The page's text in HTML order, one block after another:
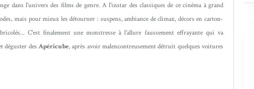
dans l'univers des films de genre. A l'instar des classiques de ce cinéma à grand
mais pour mieux les détourner : suspens, ambiance de climax, décors en carton-
C'est finalement une monstresse à l'allure faussement effrayante qui va
déguster des Apéricube, après avoir malencontreusement détruit quelques voitures